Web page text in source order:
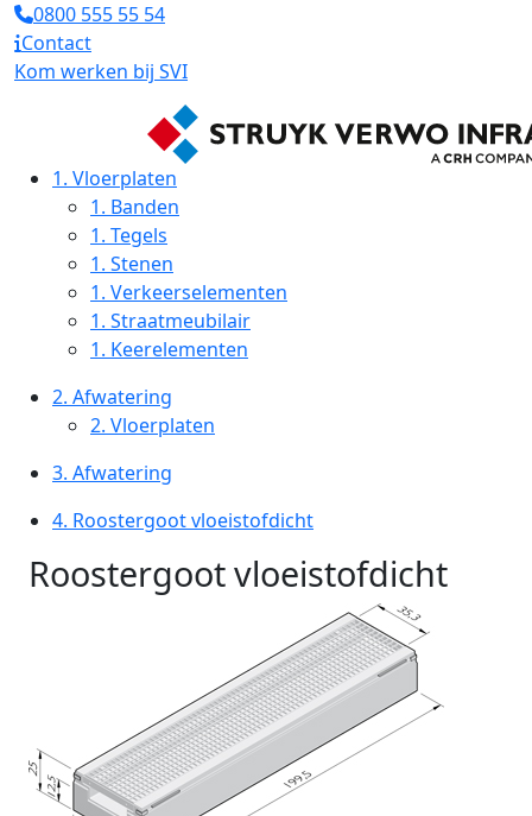
0800 555 55 54
Contact
Kom werken bij SVI
1. Vloerplaten
1. Banden
1. Tegels
1. Stenen
1. Verkeerselementen
1. Straatmeubilair
1. Keerelementen
2. Afwatering
2. Vloerplaten
3. Afwatering
4. Roostergoot vloeistofdicht
Roostergoot vloeistofdicht